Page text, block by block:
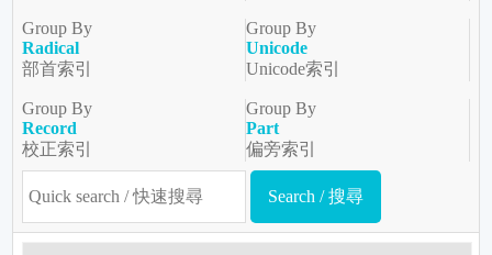
Group By
Radical
部首索引
Group By
Unicode
Unicode索引
Group By
Record
校正索引
Group By
Part
偏旁索引